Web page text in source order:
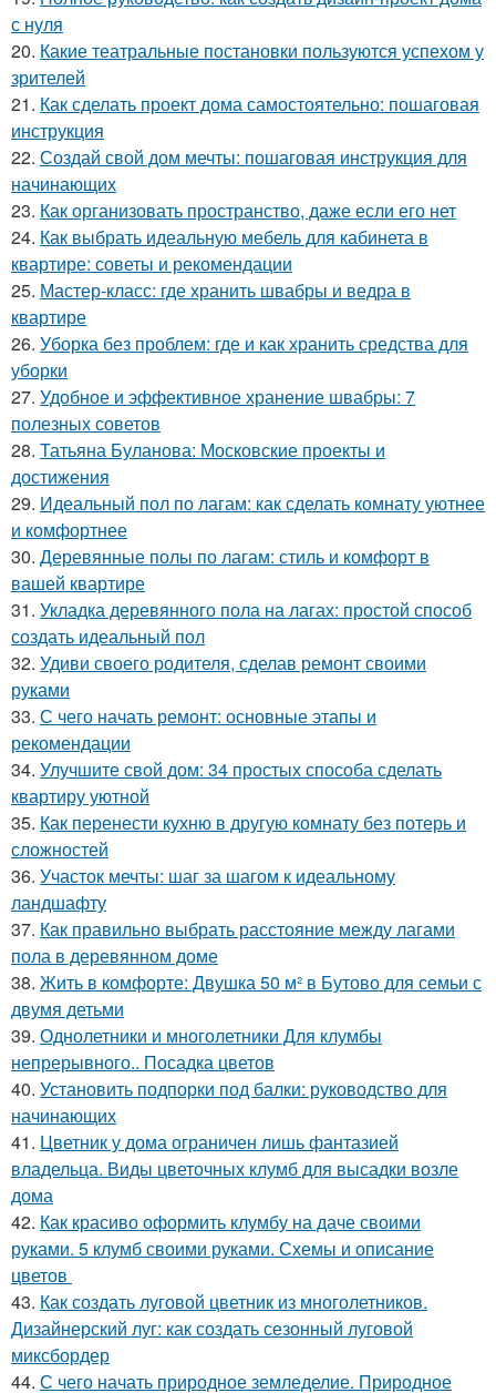
с нуля
20. Какие театральные постановки пользуются успехом у
зрителей
21. Как сделать проект дома самостоятельно: пошаговая
инструкция
22. Создай свой дом мечты: пошаговая инструкция для
начинающих
23. Как организовать пространство, даже если его нет
24. Как выбрать идеальную мебель для кабинета в
квартире: советы и рекомендации
25. Мастер-класс: где хранить швабры и ведра в
квартире
26. Уборка без проблем: где и как хранить средства для
уборки
27. Удобное и эффективное хранение швабры: 7
полезных советов
28. Татьяна Буланова: Московские проекты и
достижения
29. Идеальный пол по лагам: как сделать комнату уютнее
и комфортнее
30. Деревянные полы по лагам: стиль и комфорт в
вашей квартире
31. Укладка деревянного пола на лагах: простой способ
создать идеальный пол
32. Удиви своего родителя, сделав ремонт своими
руками
33. С чего начать ремонт: основные этапы и
рекомендации
34. Улучшите свой дом: 34 простых способа сделать
квартиру уютной
35. Как перенести кухню в другую комнату без потерь и
сложностей
36. Участок мечты: шаг за шагом к идеальному
ландшафту
37. Как правильно выбрать расстояние между лагами
пола в деревянном доме
38. Жить в комфорте: Двушка 50 м² в Бутово для семьи с
двумя детьми
39. Однолетники и многолетники Для клумбы
непрерывного.. Посадка цветов
40. Установить подпорки под балки: руководство для
начинающих
41. Цветник у дома ограничен лишь фантазией
владельца. Виды цветочных клумб для высадки возле
дома
42. Как красиво оформить клумбу на даче своими
руками. 5 клумб своими руками. Схемы и описание
цветов
43. Как создать луговой цветник из многолетников.
Дизайнерский луг: как создать сезонный луговой
миксбордер
44. С чего начать природное земледелие. Природное